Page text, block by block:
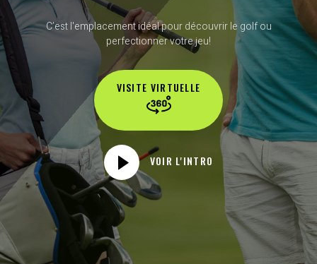
C’est l'emplacement idéal pour découvrir le golf ou
perfectionner votre jeu!
VISITE VIRTUELLE
VOIR L'INTRO